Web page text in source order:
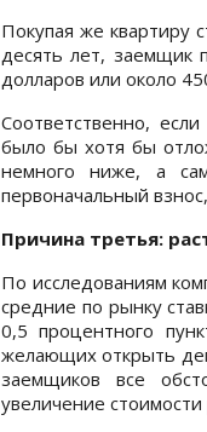
Покупая же квартиру
десять лет, заемщик
долларов или около
Соответственно,
было бы хотя бы
немного ниже, а
первоначальный
Причина третья:
По исследованиям
средние по рынку
0,5 процентного
желающих открыть
заемщиков все
увеличение